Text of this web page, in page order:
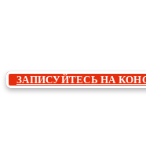
ЗАПИСУЙТЕСЬ НА